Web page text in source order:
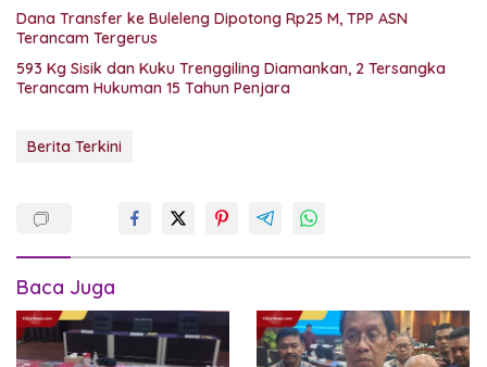
Dana Transfer ke Buleleng Dipotong Rp25 M, TPP ASN
Terancam Tergerus
593 Kg Sisik dan Kuku Trenggiling Diamankan, 2 Tersangka
Terancam Hukuman 15 Tahun Penjara
Berita Terkini
Baca Juga